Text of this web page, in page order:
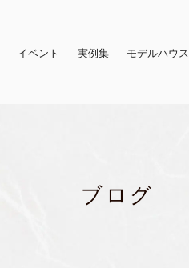
イベント 実例集 モデルハウス
ブログ